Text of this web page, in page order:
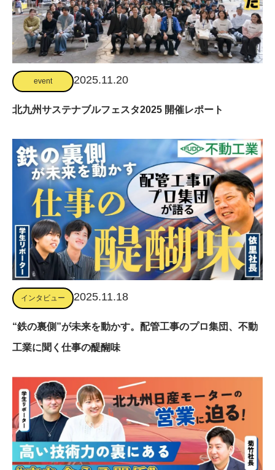
event 2025.11.20
北九州サステナブルフェスタ2025 開催レポート
インタビュー 2025.11.18
“鉄の裏側”が未来を動かす。配管工事のプロ集団、不動
工業に聞く仕事の醍醐味